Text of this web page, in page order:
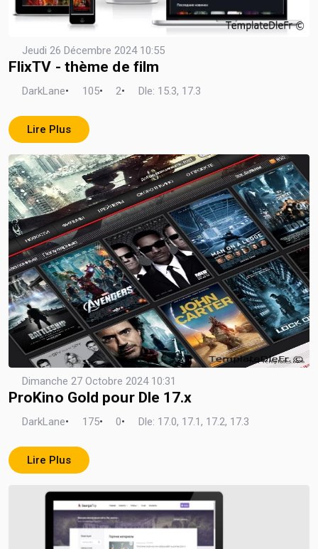
Jeudi 26 Décembre 2024 10:55
FlixTV - thème de film
DarkLane• 105• 2• Dle: 15.3, 17.3
Lire Plus
Dimanche 27 Octobre 2024 10:31
ProKino Gold pour Dle 17.x
DarkLane• 175• 0• Dle: 17.0, 17.1, 17.2, 17.3
Lire Plus